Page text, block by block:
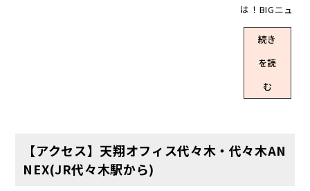
は！BIGニュ
ースで
す！！何と
【X】のフォ
ロワーがつ
いに！ 3,00
した👏👏👏
続き
を読
む
【アクセス】天翔オフィス代々木・代々木AN
NEX(JR代々木駅から)